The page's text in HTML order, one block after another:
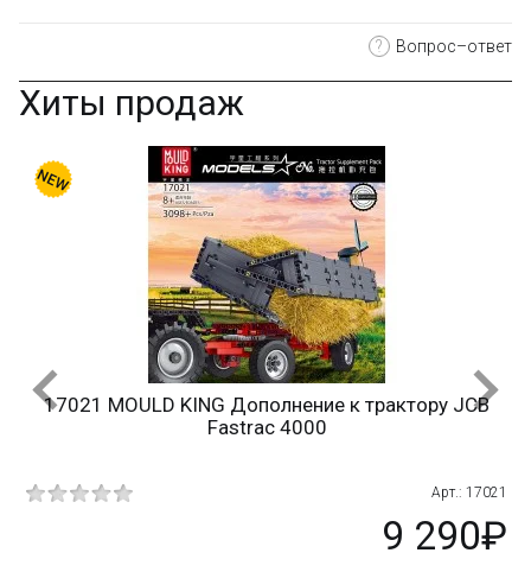
? Вопрос–ответ
Хиты продаж
17021 MOULD KING Дополнение к трактору JCB
Fastrac 4000
Арт.: 17021
9 290₽